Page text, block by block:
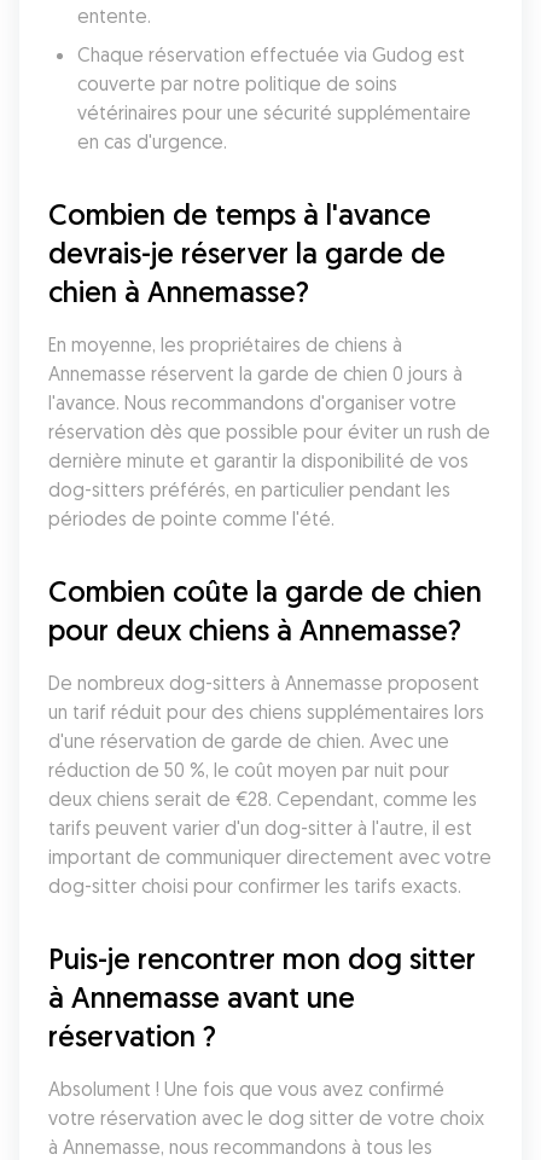
entente.
Chaque réservation effectuée via Gudog est
couverte par notre politique de soins
vétérinaires pour une sécurité supplémentaire
en cas d'urgence.
Combien de temps à l'avance
devrais-je réserver la garde de
chien à Annemasse?
En moyenne, les propriétaires de chiens à
Annemasse réservent la garde de chien 0 jours à
l'avance. Nous recommandons d'organiser votre
réservation dès que possible pour éviter un rush de
dernière minute et garantir la disponibilité de vos
dog-sitters préférés, en particulier pendant les
périodes de pointe comme l'été.
Combien coûte la garde de chien
pour deux chiens à Annemasse?
De nombreux dog-sitters à Annemasse proposent
un tarif réduit pour des chiens supplémentaires lors
d'une réservation de garde de chien. Avec une
réduction de 50 %, le coût moyen par nuit pour
deux chiens serait de €28. Cependant, comme les
tarifs peuvent varier d'un dog-sitter à l'autre, il est
important de communiquer directement avec votre
dog-sitter choisi pour confirmer les tarifs exacts.
Puis-je rencontrer mon dog sitter
à Annemasse avant une
réservation ?
Absolument ! Une fois que vous avez confirmé
votre réservation avec le dog sitter de votre choix
à Annemasse, nous recommandons à tous les